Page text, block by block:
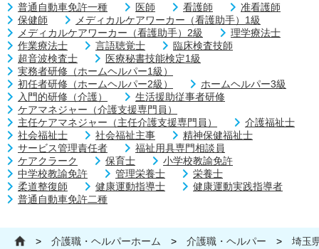
普通自動車免許一種 医師 看護師
准看護師
保健師
メディカルケアワーカー（看護助手）1級
メディカルケアワーカー（看護助手）2級
理学療法士
作業療法士
言語聴覚士
臨床検査技師
超音波検査士
医療秘書技能検定1級
実務者研修（ホームヘルパー1級）
初任者研修（ホームヘルパー2級）
ホームヘルパー3級
入門的研修（介護）
生活援助従事者研修
ケアマネジャー（介護支援専門員）
主任ケアマネジャー（主任介護支援専門員）
介護福祉士
社会福祉士
社会福祉主事
精神保健福祉士
サービス管理責任者
福祉用具専門相談員
ケアクラーク
保育士
小学校教諭免許
中学校教諭免許
管理栄養士
栄養士
柔道整復師
健康運動指導士
健康運動実践指導者
普通自動車免許二種
> 介護職・ヘルパーホーム > 介護職・ヘルパー > 埼玉